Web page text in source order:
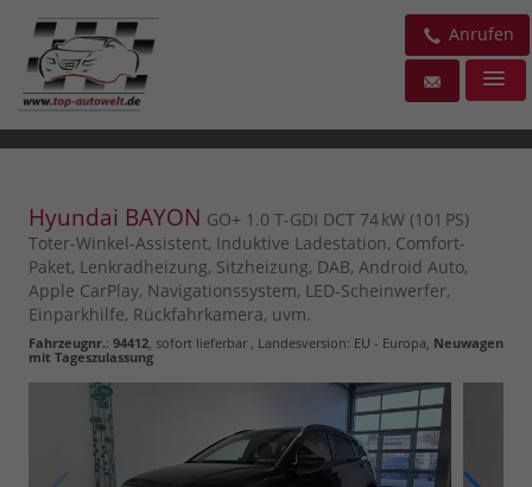
Anrufen
Hyundai BAYON GO+ 1.0 T-GDI DCT 74 kW (101 PS)
Toter-Winkel-Assistent, Induktive Ladestation, Comfort-
Paket, Lenkradheizung, Sitzheizung, DAB, Android Auto,
Apple CarPlay, Navigationssystem, LED-Scheinwerfer,
Einparkhilfe, Rückfahrkamera, uvm.
Fahrzeugnr.: 94412 sofort lieferbar , Landesversion: EU - Europa, Neuwagen
mit Tageszulassung